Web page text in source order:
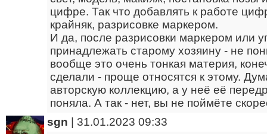
цифре. Так что добавлять к работе
крайняк, разрисовке маркером.
И да, после разрисовки маркером или
принадлежать старому хозяину - не
вообще это очень тонкая материя,
сделали - проще относятся к этому.
авторскую коллекцию, а у неё её
поняла. А так - нет, вы не поймёте
sgn
31.01.2023 09:33